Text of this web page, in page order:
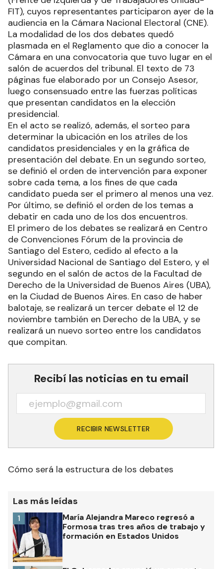
FIT), cuyos representantes participaron ayer de la
audiencia en la Cámara Nacional Electoral (CNE).
La modalidad de los dos debates quedó
plasmada en el Reglamento que dio a conocer la
Cámara en una convocatoria que tuvo lugar en el
salón de acuerdos del tribunal. El texto de 73
páginas fue elaborado por un Consejo Asesor,
luego consensuado entre las fuerzas políticas
que presentan candidatos en la elección
presidencial.
En el acto se realizó, además, el sorteo para
determinar la ubicación en los atriles de los
candidatos presidenciales y en la gráfica de
presentación del debate. En un segundo sorteo,
se definió el orden de intervención para exponer
sobre cada tema, a los fines de que cada
candidato pueda ser el primero al menos una vez.
Por último, se definió el orden de los temas a
debatir en cada uno de los dos encuentros.
El primero de los debates se realizará en Centro
de Convenciones Fórum de la provincia de
Santiago del Estero, cedido al efecto a la
Universidad Nacional de Santiago del Estero, y el
segundo en el salón de actos de la Facultad de
Derecho de la Universidad de Buenos Aires (UBA),
en la Ciudad de Buenos Aires. En caso de haber
balotaje, se realizará un tercer debate el 12 de
noviembre también en Derecho de la UBA, y se
realizará un nuevo sorteo entre los candidatos
que compitan.
Recibí las noticias en tu email
RECIBIR NEWSLETTER
Cómo será la estructura de los debates
Las más leídas
María Alejandra Mareco regresó a
Formosa tras tres años de trabajo y
formación en Estados Unidos
1